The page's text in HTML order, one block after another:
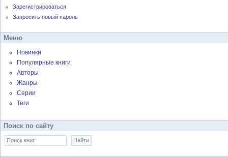
Зарегистрироваться
Запросить новый пароль
Меню
Новинки
Популярные книги
Авторы
Жанры
Серии
Теги
Поиск по сайту